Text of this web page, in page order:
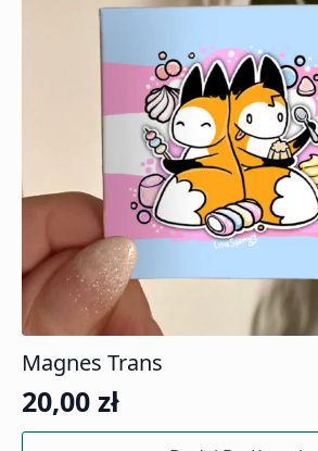
Magnes Trans
20,00 zł